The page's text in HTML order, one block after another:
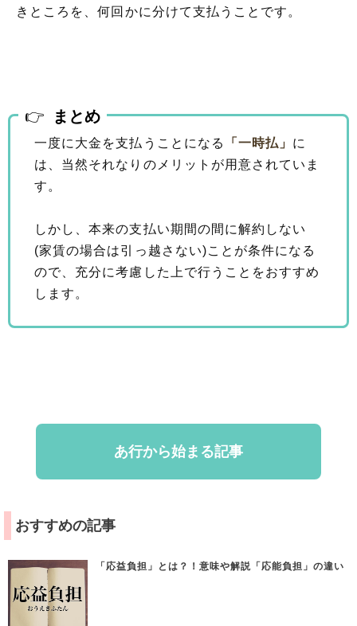
きところを、何回かに分けて支払うことです。
まとめ
一度に大金を支払うことになる 「一時払」 に
は、当然それなりのメリットが用意されていま
す。
しかし、本来の支払い期間の間に解約しない
(家賃の場合は引っ越さない)ことが条件になる
ので、充分に考慮した上で行うことをおすすめ
します。
あ行から始まる記事
おすすめの記事
「応益負担」とは？！意味や解説「応能負担」の違い